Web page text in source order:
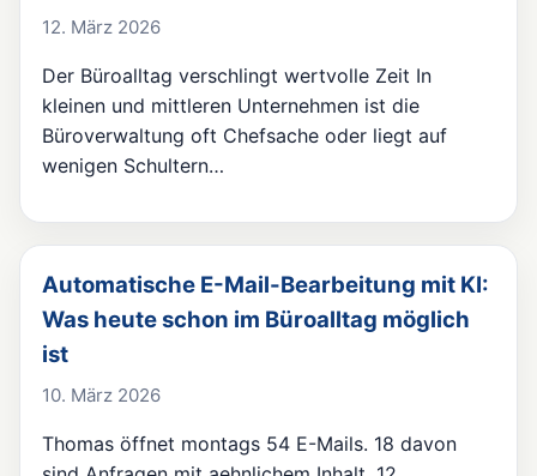
12. März 2026
Der Büroalltag verschlingt wertvolle Zeit In
kleinen und mittleren Unternehmen ist die
Büroverwaltung oft Chefsache oder liegt auf
wenigen Schultern…
Automatische E-Mail-Bearbeitung mit KI:
Was heute schon im Büroalltag möglich
ist
10. März 2026
Thomas öffnet montags 54 E-Mails. 18 davon